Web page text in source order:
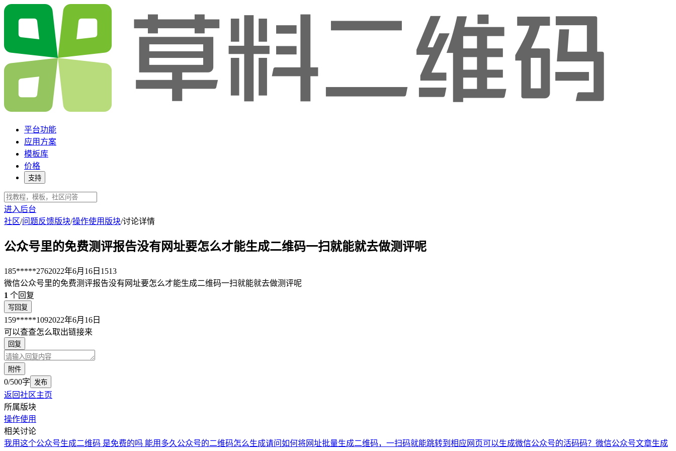
平台功能
应用方案
模板库
价格
支持
进入后台
社区/问题反馈版块/操作使用版块/讨论详情
公众号里的免费测评报告没有网址要怎么才能生成二维码一扫就能就去做测评呢
185*****2762022年6月16日 1513
微信公众号里的免费测评报告没有网址要怎么才能生成二维码一扫就能就去做测评呢
1 个回复
写回复
159*****1092022年6月16日
可以查查怎么取出链接来
回复
附件
0/500字 发布
返回社区主页
所属版块
操作使用
相关讨论
我用这个公众号生成二维码 是免费的吗 能用多久 公众号的二维码怎么生成请问如何将网址批量生成二维码，一扫码就能跳转到相应网页可以生成微信公众号的活码码？ 微信公众号文章生成